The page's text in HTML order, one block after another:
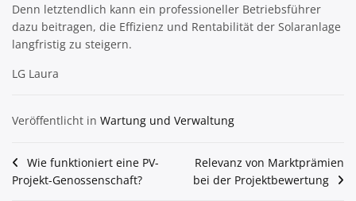
Denn letztendlich kann ein professioneller Betriebsführer
dazu beitragen, die Effizienz und Rentabilität der Solaranlage
langfristig zu steigern.
LG Laura
Veröffentlicht in Wartung und Verwaltung
Beitragsnavigation
Wie funktioniert eine PV-
Projekt-Genossenschaft?
Relevanz von Marktprämien
bei der Projektbewertung